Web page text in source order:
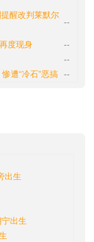
醒改判莱默尔
--
度现身
--
--
遭“冷石”恶搞 --
出生
出生